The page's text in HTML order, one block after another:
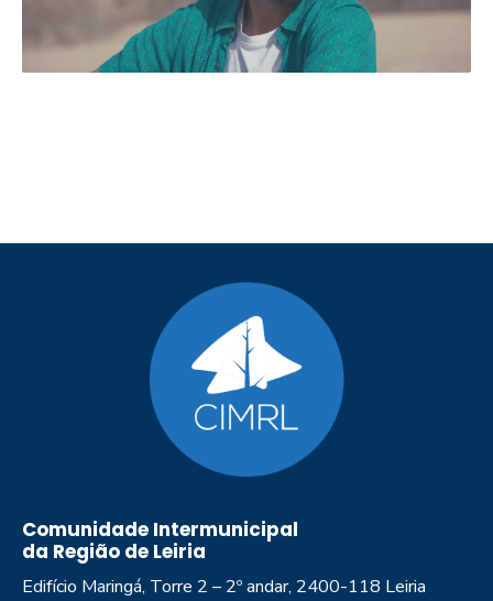
Comunidade Intermunicipal
da Região de Leiria
Edifício Maringá, Torre 2 – 2º andar, 2400-118 Leiria